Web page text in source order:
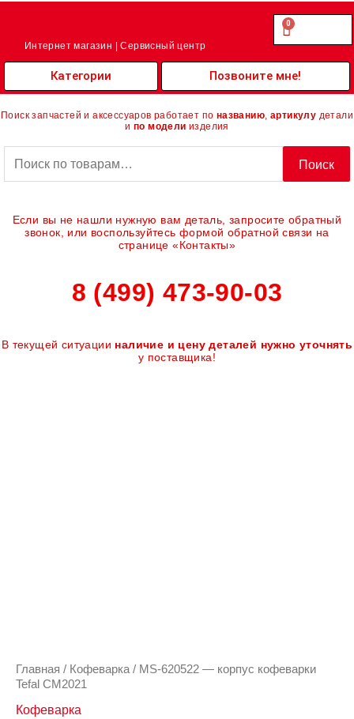
Перейти
Интернет магазин | Сервисный центр
0.00
0
Cart
Категории Позвоните мне!
Поиск запчастей и аксессуаров работает по названию артикулу детали
и по модели изделия
Поиск
Если вы не нашли нужную вам деталь, запросите обратный
звонок, или воспользуйтесь формой обратной связи на
странице «Контакты»
8 (499) 473-90-03
В текущей ситуации наличие и цену деталей нужно уточнять
у поставщика!
Главная / Кофеварка / MS-620522 — корпус кофеварки
Tefal CM2021
Кофеварка